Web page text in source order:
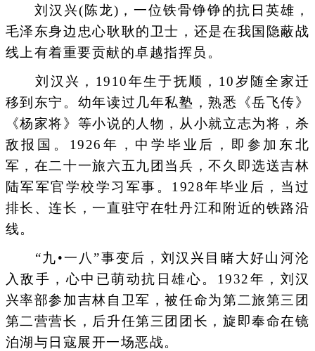
刘汉兴(陈龙)，一位铁骨铮铮的抗日英雄，
毛泽东身边忠心耿耿的卫士，还是在我国隐蔽战
线上有着重要贡献的卓越指挥员。
刘汉兴，1910年生于抚顺，10岁随全家迁
移到东宁。幼年读过几年私塾，熟悉《岳飞传》
《杨家将》等小说的人物，从小就立志为将，杀
敌报国。1926年，中学毕业后，即参加东北
军，在二十一旅六五九团当兵，不久即选送吉林
陆军军官学校学习军事。1928年毕业后，当过
排长、连长，一直驻守在牡丹江和附近的铁路沿
线。
“九•一八”事变后，刘汉兴目睹大好山河沦
入敌手，心中已萌动抗日雄心。1932年，刘汉
兴率部参加吉林自卫军，被任命为第二旅第三团
第二营营长，后升任第三团团长，旋即奉命在镜
泊湖与日寇展开一场恶战。